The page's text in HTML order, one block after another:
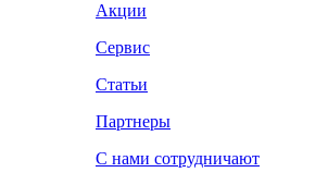
Акции
Сервис
Статьи
Партнеры
С нами сотрудничают